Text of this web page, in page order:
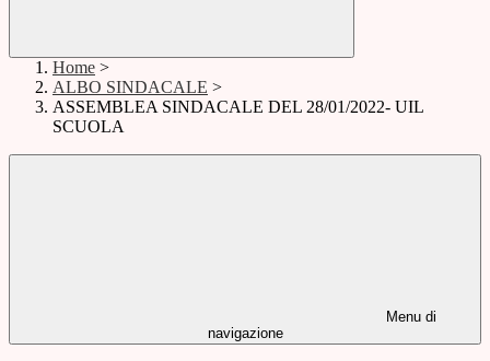
Home >
ALBO SINDACALE >
ASSEMBLEA SINDACALE DEL 28/01/2022- UIL
SCUOLA
Menu di
navigazione